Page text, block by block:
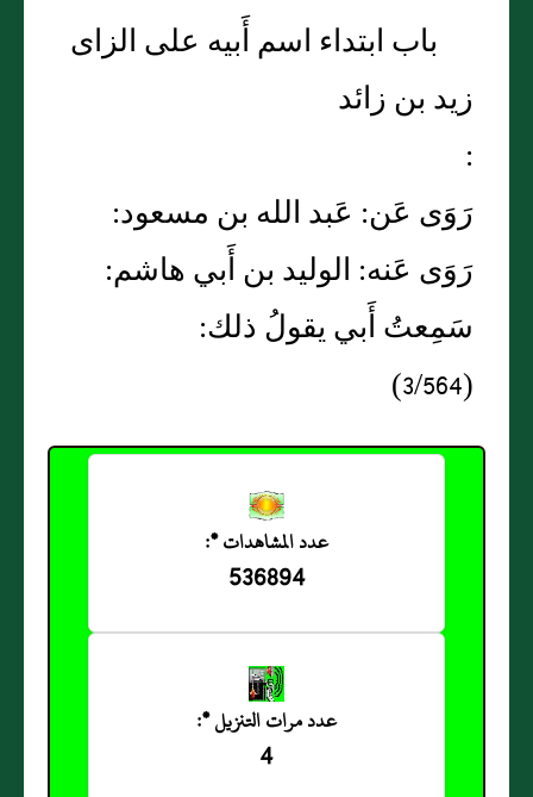
باب ابتداء اسم أَبيه على الزاى
زيد بن زائد
:
رَوَى عَن: عَبد الله بن مسعود:
رَوَى عَنه: الوليد بن أَبي هاشم:
سَمِعتُ أَبي يقولُ ذلك:
(3/564)
عدد المشاهدات *:
536894
عدد مرات التنزيل *:
4